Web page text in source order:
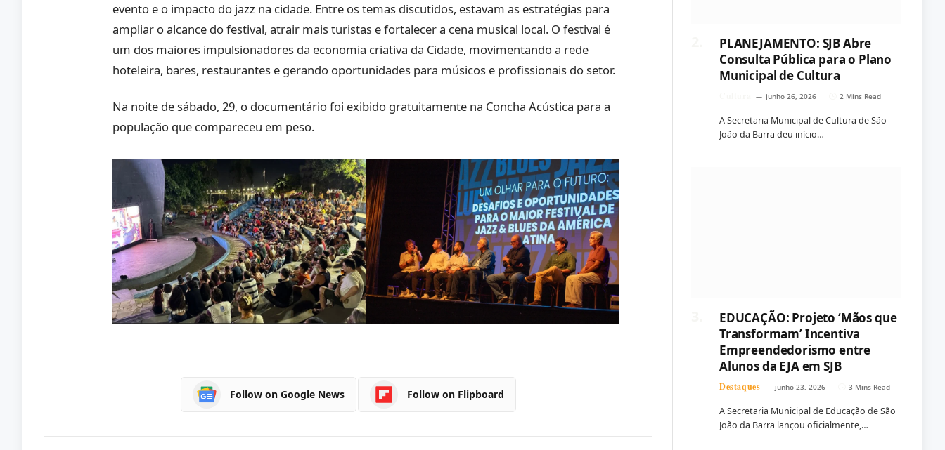
evento e o impacto do jazz na cidade. Entre os temas discutidos, estavam as estratégias para
ampliar o alcance do festival, atrair mais turistas e fortalecer a cena musical local. O festival é
um dos maiores impulsionadores da economia criativa da Cidade, movimentando a rede
hoteleira, bares, restaurantes e gerando oportunidades para músicos e profissionais do setor.
Na noite de sábado, 29, o documentário foi exibido gratuitamente na Concha Acústica para a
população que compareceu em peso.
Follow on Google News Follow on Flipboard
PLANEJAMENTO: SJB Abre
Consulta Pública para o Plano
Municipal de Cultura
junho 26, 2026 2 Mins Read
A Secretaria Municipal de Cultura de São
João da Barra deu início…
EDUCAÇÃO: Projeto ‘Mãos que
Transformam’ Incentiva
Empreendedorismo entre
Alunos da EJA em SJB
Destaques junho 23, 2026 3 Mins Read
A Secretaria Municipal de Educação de São
João da Barra lançou oficialmente,…